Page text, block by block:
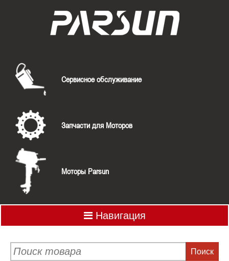
Сервисное обслуживание
Запчасти для Моторов
Моторы Parsun
Навигация